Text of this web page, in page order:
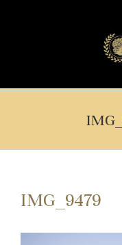
IMG_9479